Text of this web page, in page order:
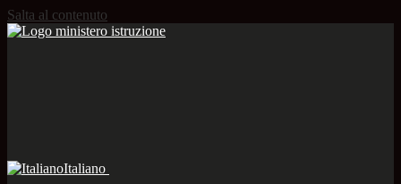
Salta al contenuto
Italiano